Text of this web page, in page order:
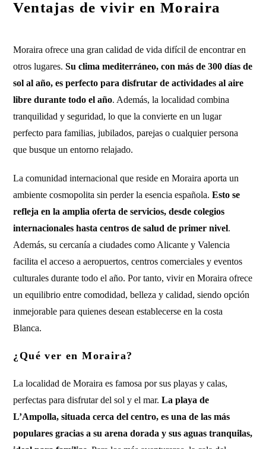
Ventajas de vivir en Moraira
Moraira ofrece una gran calidad de vida difícil de encontrar en
otros lugares.Su clima mediterráneo, con más de 300 días de
sol al año, es perfecto para disfrutar de actividades al aire
libre durante todo el año. Además, la localidad combina
tranquilidad y seguridad, lo que la convierte en un lugar
perfecto para familias, jubilados, parejas o cualquier persona
que busque un entorno relajado.
La comunidad internacional que reside en Moraira aporta un
ambiente cosmopolita sin perder la esencia española.Esto se
refleja en la amplia oferta de servicios, desde colegios
internacionales hasta centros de salud de primer nivel.
Además, su cercanía a ciudades como Alicante y Valencia
facilita el acceso a aeropuertos, centros comerciales y eventos
culturales durante todo el año. Por tanto, vivir en Moraira ofrece
un equilibrio entre comodidad, belleza y calidad, siendo opción
inmejorable para quienes desean establecerse en la costa
Blanca.
¿Qué ver en Moraira?
La localidad de Moraira es famosa por sus playas y calas,
perfectas para disfrutar del sol y el mar. La playa de
L’Ampolla, situada cerca del centro, es una de las más
populares gracias a su arena dorada y sus aguas tranquilas,